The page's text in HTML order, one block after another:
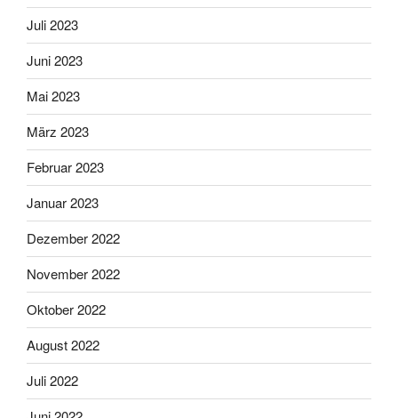
Juli 2023
Juni 2023
Mai 2023
März 2023
Februar 2023
Januar 2023
Dezember 2022
November 2022
Oktober 2022
August 2022
Juli 2022